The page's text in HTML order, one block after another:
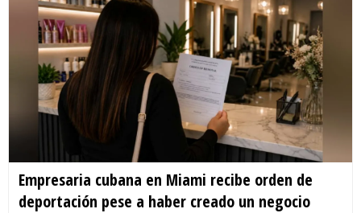
Empresaria cubana en Miami recibe orden de
deportación pese a haber creado un negocio